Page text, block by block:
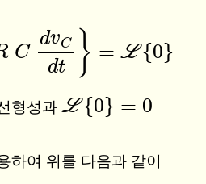
C
dvC
dt } = L{0}
t }=L {0}
형성과 L{0} = 0
L{0} =0
하여 위를 다음과 같이